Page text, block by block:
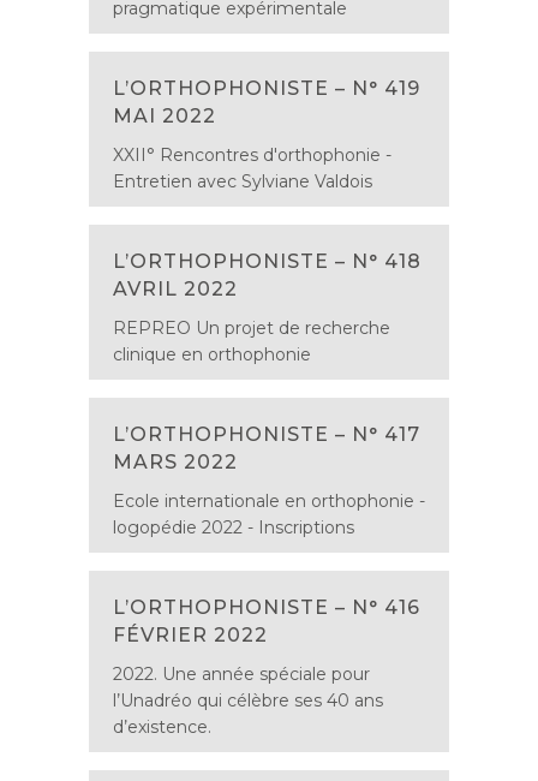
pragmatique expérimentale
L’ORTHOPHONISTE – N° 419
MAI 2022
XXII° Rencontres d'orthophonie -
Entretien avec Sylviane Valdois
L’ORTHOPHONISTE – N° 418
AVRIL 2022
REPREO Un projet de recherche
clinique en orthophonie
L’ORTHOPHONISTE – N° 417
MARS 2022
Ecole internationale en orthophonie -
logopédie 2022 - Inscriptions
L’ORTHOPHONISTE – N° 416
FÉVRIER 2022
2022. Une année spéciale pour
l’Unadréo qui célèbre ses 40 ans
d’existence.